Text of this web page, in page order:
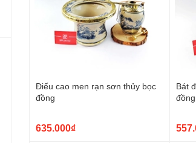
Điếu cao men rạn sơn thủy bọc
đồng
635.000₫
Bát
đồng